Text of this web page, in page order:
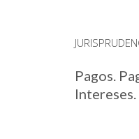
Pagos.